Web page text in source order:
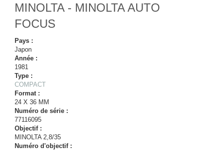
MINOLTA - MINOLTA AUTO
FOCUS
Pays :
Japon
Année :
1981
Type :
COMPACT
Format :
24 X 36 MM
Numéro de série :
77116095
Objectif :
MINOLTA 2,8/35
Numéro d'objectif :